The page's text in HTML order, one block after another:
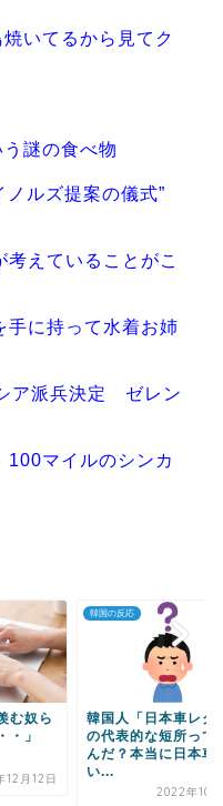
いてるから見てク
う謎の食べ物
ノルズ提案の儀式”
考えていることがこ
手に持って水着お姉
ア派兵決定 ゼレン
100マイルのシンカ
クサス
て何な
韓国の反応
韓国人「アジアで料
中国の次ってどこの
料理になるの？」